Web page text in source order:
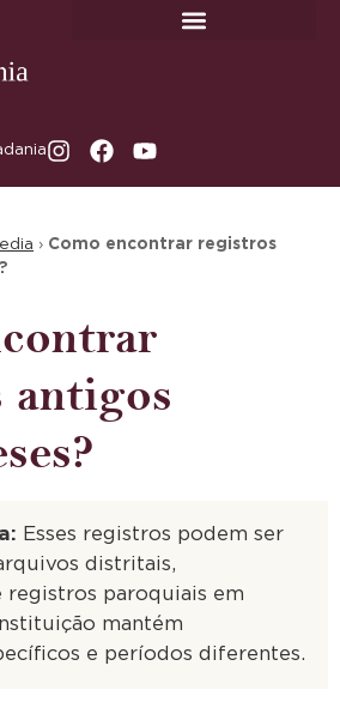
› Como encontrar registros
antigos
Esses registros podem ser
distritais,
registros paroquiais em
mantém
e períodos diferentes.